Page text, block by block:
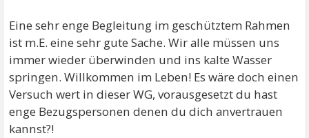
Eine sehr enge Begleitung im geschütztem Rahmen
ist m.E. eine sehr gute Sache. Wir alle müssen uns
immer wieder überwinden und ins kalte Wasser
springen. Willkommen im Leben! Es wäre doch einen
Versuch wert in dieser WG, vorausgesetzt du hast
enge Bezugspersonen denen du dich anvertrauen
kannst?!